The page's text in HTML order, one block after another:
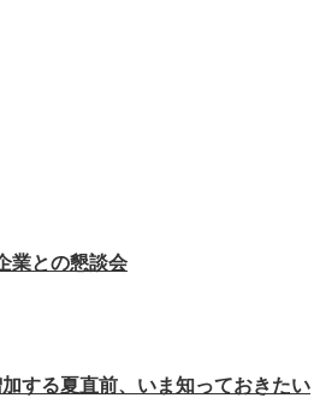
業との懇談会
する夏直前、いま知っておきたい